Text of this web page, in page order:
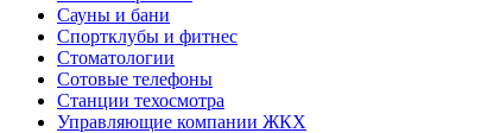
Сауны и бани
Спортклубы и фитнес
Стоматологии
Сотовые телефоны
Станции техосмотра
Управляющие компании ЖКХ